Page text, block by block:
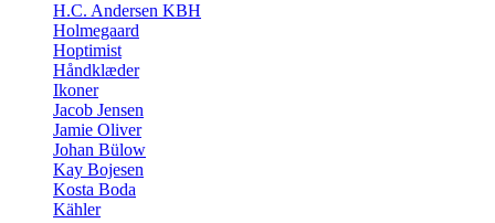
H.C. Andersen KBH
Holmegaard
Hoptimist
Håndklæder
Ikoner
Jacob Jensen
Jamie Oliver
Johan Bülow
Kay Bojesen
Kosta Boda
Kähler